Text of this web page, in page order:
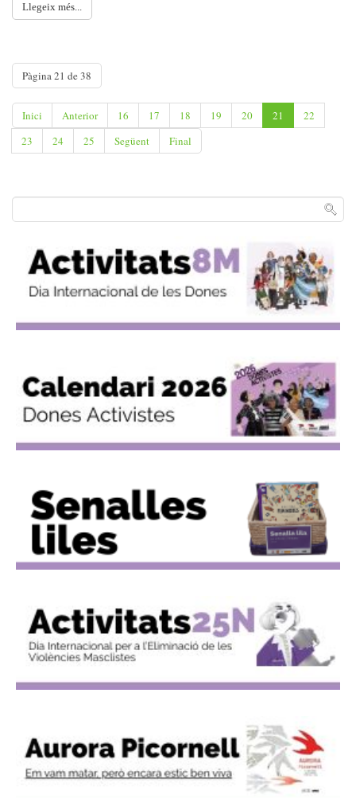
Llegeix més...
Pàgina 21 de 38
Inici Anterior 16 17 18 19 20 21
22
23
24 25 Següent Final